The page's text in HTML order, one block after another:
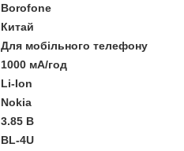
Borofone
Китай
Для мобільного телефону
1000 мА/год
Li-Ion
Nokia
3.85 В
BL-4U